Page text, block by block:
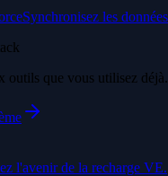
Synchronisez les
outils que vous utilisez déjà.
l'avenir de la recharge VE.